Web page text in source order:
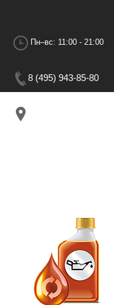
Пн–вс: 11:00 - 21:00
8 (495) 943-85-80